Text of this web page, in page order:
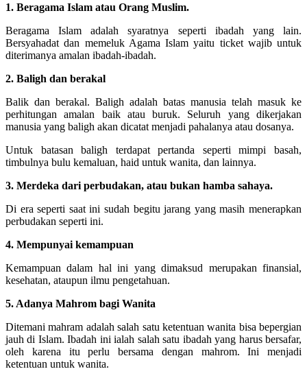
1. Beragama Islam atau Orang Muslim.
Beragama Islam adalah syaratnya seperti ibadah yang lain.
Bersyahadat dan memeluk Agama Islam yaitu ticket wajib untuk
diterimanya amalan ibadah-ibadah.
2. Baligh dan berakal
Balik dan berakal. Baligh adalah batas manusia telah masuk ke
perhitungan amalan baik atau buruk. Seluruh yang dikerjakan
manusia yang baligh akan dicatat menjadi pahalanya atau dosanya.
Untuk batasan baligh terdapat pertanda seperti mimpi basah,
timbulnya bulu kemaluan, haid untuk wanita, dan lainnya.
3. Merdeka dari perbudakan, atau bukan hamba sahaya.
Di era seperti saat ini sudah begitu jarang yang masih menerapkan
perbudakan seperti ini.
4. Mempunyai kemampuan
Kemampuan dalam hal ini yang dimaksud merupakan finansial,
kesehatan, ataupun ilmu pengetahuan.
5. Adanya Mahrom bagi Wanita
Ditemani mahram adalah salah satu ketentuan wanita bisa bepergian
jauh di Islam. Ibadah ini ialah salah satu ibadah yang harus bersafar,
oleh karena itu perlu bersama dengan mahrom. Ini menjadi
ketentuan untuk wanita.